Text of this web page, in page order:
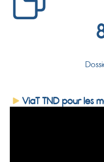
ViaT TND pour les